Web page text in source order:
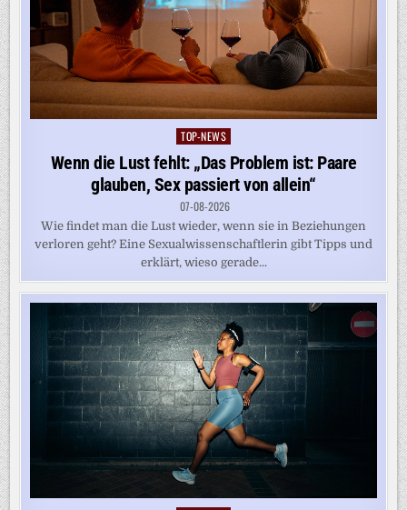
Posted
in
TOP-NEWS
Wenn die Lust fehlt: „Das Problem ist: Paare
glauben, Sex passiert von allein“
07-08-2026
Wie findet man die Lust wieder, wenn sie in Beziehungen
verloren geht? Eine Sexualwissenschaftlerin gibt Tipps und
erklärt, wieso gerade...